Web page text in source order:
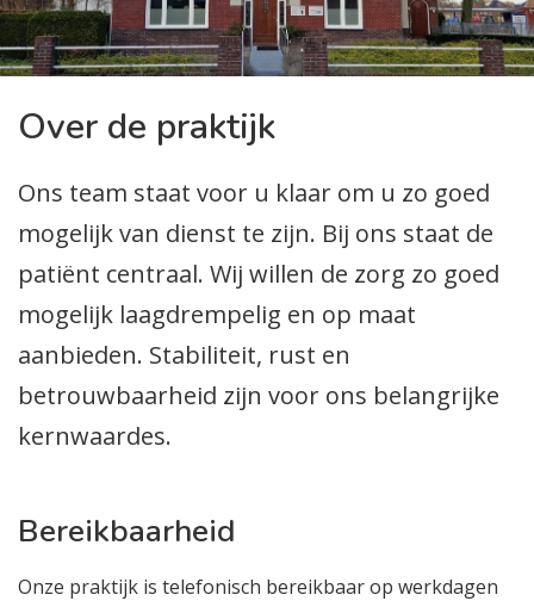
Over de praktijk
Ons team staat voor u klaar om u zo goed
mogelijk van dienst te zijn. Bij ons staat de
patiënt centraal. Wij willen de zorg zo goed
mogelijk laagdrempelig en op maat
aanbieden. Stabiliteit, rust en
betrouwbaarheid zijn voor ons belangrijke
kernwaardes.
Bereikbaarheid
Onze praktijk is telefonisch bereikbaar op werkdagen